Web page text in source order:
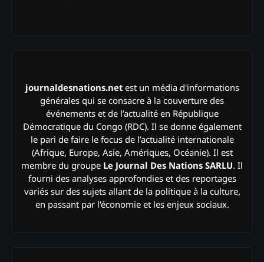
journaldesnations.netest un média d'informations
générales qui se consacre à la couverture des
événements et de l’actualité en République
Démocratique du Congo (RDC). Il se donne également
le pari de faire le focus de l’actualité internationale
(Afrique, Europe, Asie, Amériques, Océanie). Il est
membre du groupe Le Journal Des Nations SARLU. Il
fourni des analyses approfondies et des reportages
variés sur des sujets allant de la politique à la culture,
en passant par l'économie et les enjeux sociaux.